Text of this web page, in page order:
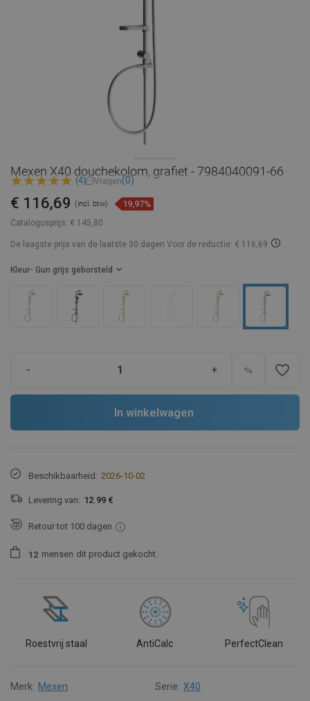
Mexen X40 douchekolom, grafiet - 7984040091-66
(4) Vragen(0)
Catalogusprijs: € 145,80
€ 116,69 (incl. btw) 19,97%
De laagste prijs van de laatste 30 dagen Voor de reductie: € 116,69
Kleur - Gun grijs geborsteld
- + favorite_border
In winkelwagen
Beschikbaarheid: 2026-10-02
Levering van: 12.99 €
Retour tot 100 dagen
1 2 mensen dit product gekocht.
Roestvrij staal AntiCalc PerfectClean
Merk: Mexen Serie: X40